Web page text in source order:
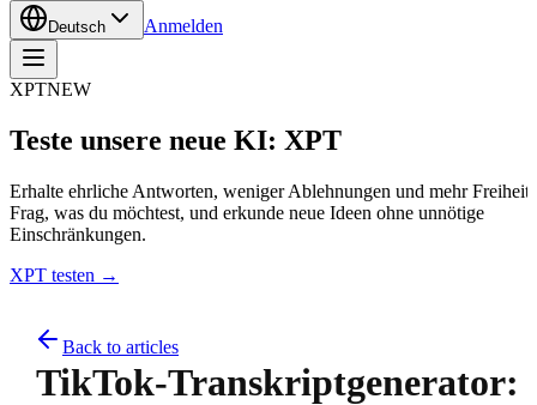
Deutsch Anmelden
XPTNEW
Teste unsere neue KI: XPT
Erhalte ehrliche Antworten, weniger Ablehnungen und mehr Freiheit.
Frag, was du möchtest, und erkunde neue Ideen ohne unnötige
Einschränkungen.
XPT testen →
Back to articles
TikTok-Transkriptgenerator: